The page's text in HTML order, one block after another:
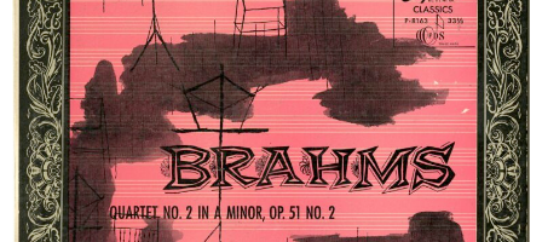
協奏曲
室内楽曲
器楽曲
声楽曲
合唱